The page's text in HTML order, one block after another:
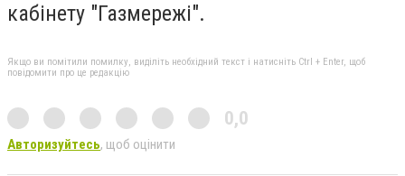
кабінету "Газмережі".
Якщо ви помітили помилку, виділіть необхідний текст і натисніть Ctrl + Enter, щоб
повідомити про це редакцію
0,0
Авторизуйтесь, щоб оцінити